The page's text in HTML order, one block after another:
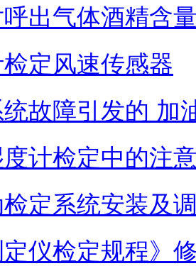
出气体酒精含
定风速传感器
故障引发的 加
计检定中的注
定系统安装及
定仪检定规程》